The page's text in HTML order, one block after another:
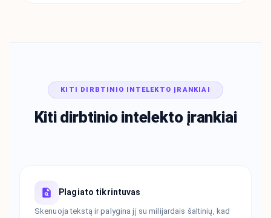
KITI DIRBTINIO INTELEKTO ĮRANKIAI
Kiti dirbtinio intelekto įrankiai
Plagiato tikrintuvas
Skenuoja tekstą ir palygina jį su milijardais šaltinių, kad